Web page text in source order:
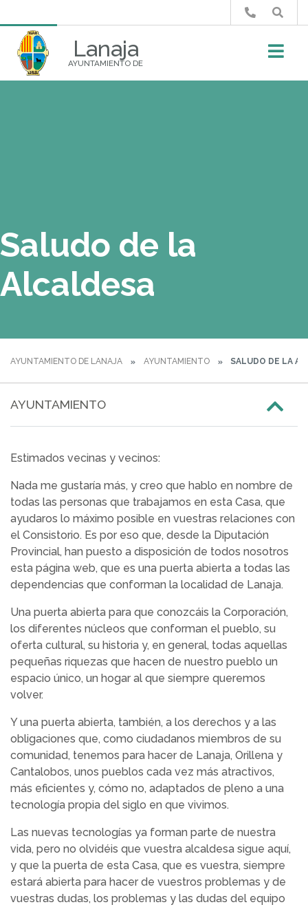
Lanaja
AYUNTAMIENTO DE
Buscar
Saludo de la
Alcaldesa
AYUNTAMIENTO DE LANAJA AYUNTAMIENTO SALUDO DE LA
AYUNTAMIENTO
Estimados vecinas y vecinos:
Nada me gustaría más, y creo que hablo en nombre de
todas las personas que trabajamos en esta Casa, que
ayudaros lo máximo posible en vuestras relaciones con
el Consistorio. Es por eso que, desde la Diputación
Provincial, han puesto a disposición de todos nosotros
esta página web, que es una puerta abierta a todas las
dependencias que conforman la localidad de Lanaja.
Una puerta abierta para que conozcáis la Corporación,
los diferentes núcleos que conforman el pueblo, su
oferta cultural, su historia y, en general, todas aquellas
pequeñas riquezas que hacen de nuestro pueblo un
espacio único, un hogar al que siempre queremos
volver.
Y una puerta abierta, también, a los derechos y a las
obligaciones que, como ciudadanos miembros de su
comunidad, tenemos para hacer de Lanaja, Orillena y
Cantalobos, unos pueblos cada vez más atractivos,
más eficientes y, cómo no, adaptados de pleno a una
tecnología propia del siglo en que vivimos.
Las nuevas tecnologías ya forman parte de nuestra
vida, pero no olvidéis que vuestra alcaldesa sigue aquí,
y que la puerta de esta Casa, que es vuestra, siempre
estará abierta para hacer de vuestros problemas y de
vuestras dudas, los problemas y las dudas del equipo